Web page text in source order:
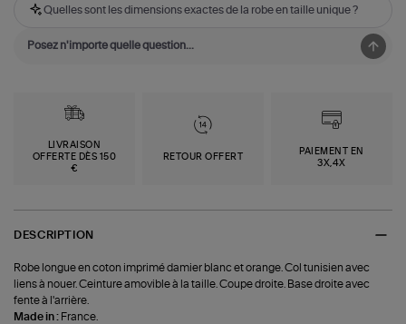
Quelles sont les dimensions exactes de la robe en taille unique ?
LIVRAISON
OFFERTE DÈS 150
€
RETOUR OFFERT
PAIEMENT EN
3X,4X
DESCRIPTION
Robe longue en coton imprimé damier blanc et orange. Col tunisien avec
liens à nouer. Ceinture amovible à la taille. Coupe droite. Base droite avec
fente à l'arrière.
Made in : France.